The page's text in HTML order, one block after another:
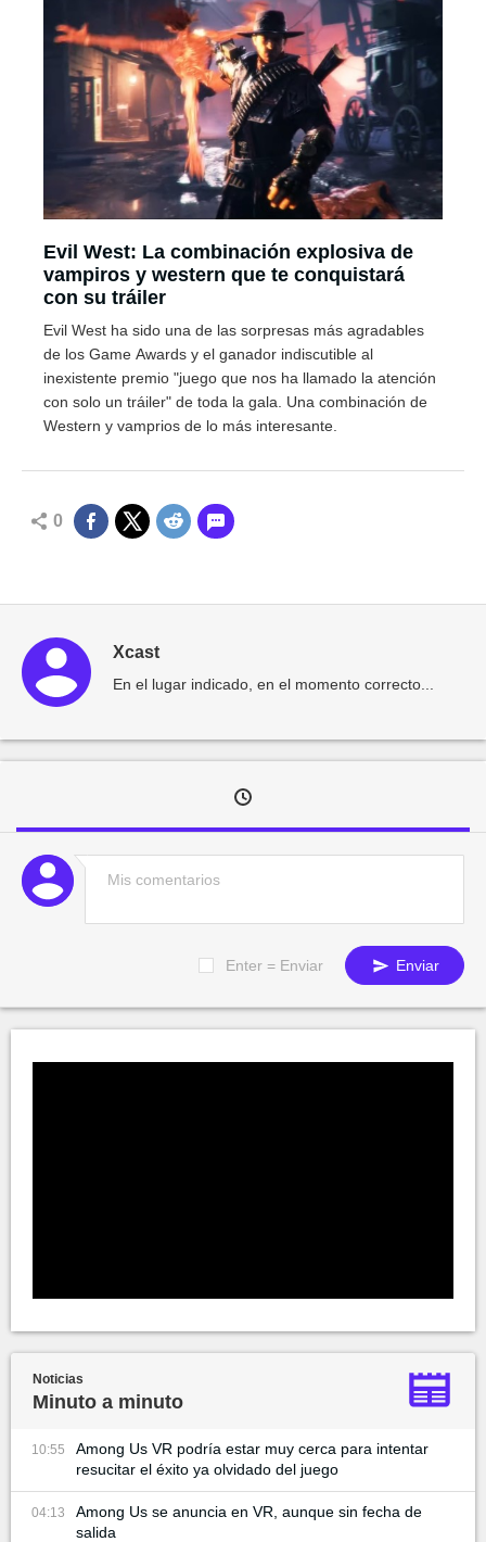
Evil West: La combinación explosiva de
vampiros y western que te conquistará
con su tráiler
Evil West ha sido una de las sorpresas más agradables
de los Game Awards y el ganador indiscutible al
inexistente premio "juego que nos ha llamado la atención
con solo un tráiler" de toda la gala. Una combinación de
Western y vamprios de lo más interesante.
0
Xcast
En el lugar indicado, en el momento correcto...
Enter = Enviar Enviar
Noticias
Minuto a minuto
10:55
Among Us VR podría estar muy cerca para intentar
resucitar el éxito ya olvidado del juego
04:13
Among Us se anuncia en VR, aunque sin fecha de
salida